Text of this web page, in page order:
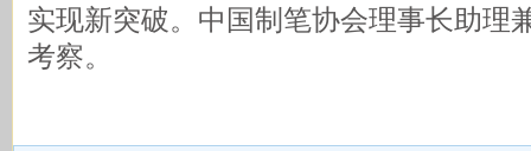
实现新突破。中国制笔协会理事长助理
考察。